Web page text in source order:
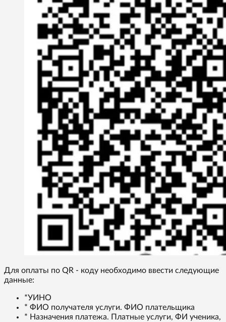
Для оплаты по QR - коду необходимо ввести следующие
данные:
*УИНО
* ФИО получателя услуги. ФИО плательщика
* Назначения платежа. Платные услуги, ФИ ученика,